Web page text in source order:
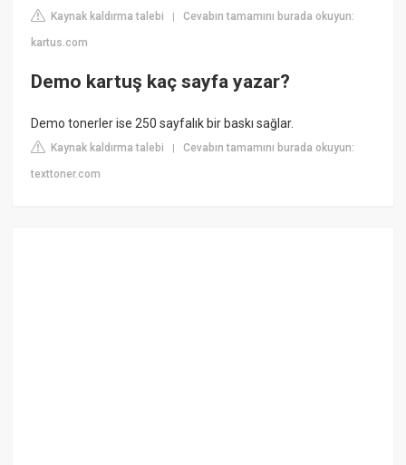
Kaynak kaldırma talebi |Cevabın tamamını burada okuyun:
kartus.com
Demo kartuş kaç sayfa yazar?
Demo tonerler ise 250 sayfalık bir baskı sağlar.
Kaynak kaldırma talebi |Cevabın tamamını burada okuyun:
texttoner.com